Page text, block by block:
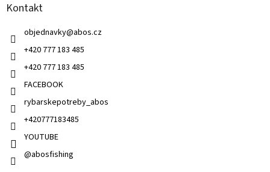
Kontakt
objednavky@abos.cz
+420 777 183 485
+420 777 183 485
FACEBOOK
rybarskepotreby_abos
+420777183485
YOUTUBE
@abosfishing